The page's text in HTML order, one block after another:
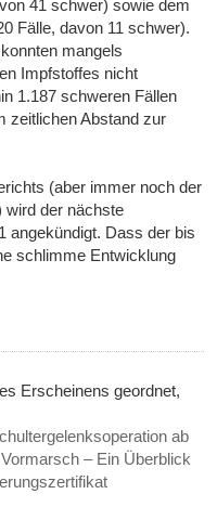
41 schwer) sowie dem
Fälle, davon 11 schwer).
mangels
Impfstoffes nicht
1.187 schweren Fällen
zeitlichen Abstand zur
(aber immer noch der
wird der nächste
angekündigt. Dass der bis
schlimme Entwicklung
Erscheinens geordnet,
ab
– Ein Überblick